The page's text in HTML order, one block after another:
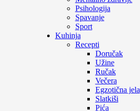
Psihologija
Spavanje
Sport
Kuhinja
Recepti
Doručak
Užine
Ručak
Večera
Egzotična jela
Slatkiši
Pića